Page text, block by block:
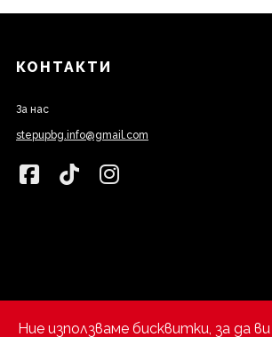
Ние използваме бисквитки, за да
КОНТАКТИ
За нас
stepupbg.info@gmail.com